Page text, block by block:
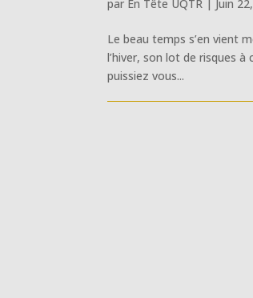
par En Tête UQTR | Juin
Le beau temps s’en vient
l’hiver, son lot de risques
puissiez vous...